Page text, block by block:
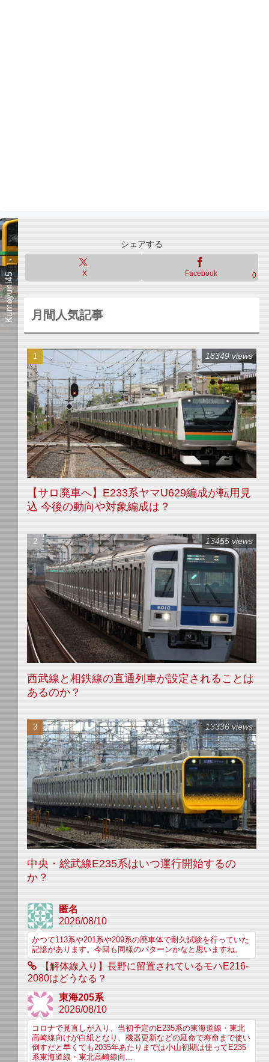
シェアする
X Facebook 0
月間人気記事
【サロ廃車へ】E233系ヤマU629編成が転用見
込 今後の動向や対象編成は？
18349 views
西武線と相鉄線の直通列車が設定されることは
あるのか？
13455 views
中央・総武線E235系はいつ運行開始するの
か？
13336 views
匿名
2026/08/10
かつて113系や201系や209系の廃車体で耐久試験を行っていた
記憶があります。今回も同様のパターンかなと思いますね。
【解体線入り】長野に留置されているモハE216-
2080はどうなる？
東海205系
2026/08/10
コロナで見直しが入り、当初予定のE235系の東海道線・東北
高崎線向けが白紙となり、機器更新などの延命で寿命まで使い
倒すだと早くても2035年あたりまでは小山初期は使ってE235
系東海道線・東北高崎線向...